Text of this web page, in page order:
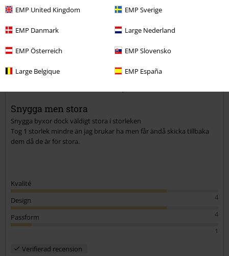
EMP United Kingdom EMP Sverige
EMP Danmark Large Nederland
EMP Österreich EMP Slovensko
Large Belgique EMP España
29 Recensioner
Postat den: torsdag, 10 september 2020
Din längd i meter (t.ex. 1,73): 1.65
Snygga men stora
Snygga byxor dock väldigt stora i storleken
Tog 1 storlek mindre än jag brukar ha men får ändå skicka tillbaka
dem då de är för stora.
Kvalité
4
Design
4
Passform
1
Verifierad recension